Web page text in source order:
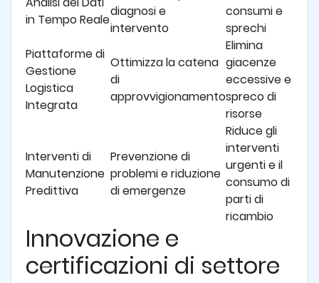
in Tempo Reale
diagnosi e
intervento
consumi e
sprechi
Piattaforme di
Gestione
Logistica
Integrata
Ottimizza la catena
di
approvvigionamento
Elimina
giacenze
eccessive e
spreco di
risorse
Interventi di
Manutenzione
Predittiva
Prevenzione di
problemi e riduzione
di emergenze
Riduce gli
interventi
urgenti e il
consumo di
parti di
ricambio
Innovazione e
certificazioni di settore